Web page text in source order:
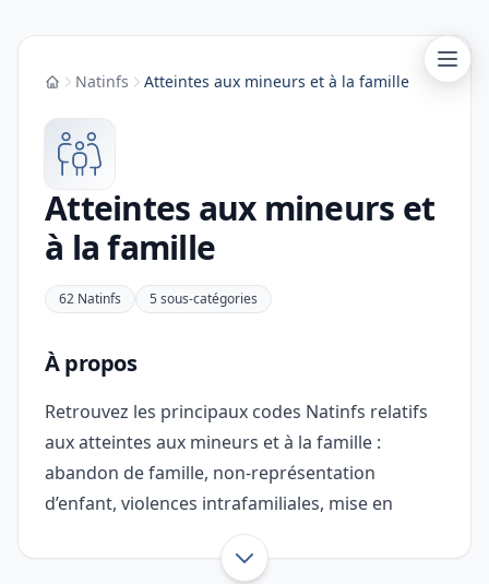
AccueilNatinfs Atteintes aux mineurs et à la famille
Atteintes aux mineurs et
à la famille
62 Natinfs 5 sous-catégories
À propos
Retrouvez les principaux codes Natinfs relatifs
aux atteintes aux mineurs et à la famille :
abandon de famille, non-représentation
d’enfant, violences intrafamiliales, mise en
danger de mineur, corruption de mineur et
infractions liées à l’autorité parentale. Cette
Afficher toute l’introduction